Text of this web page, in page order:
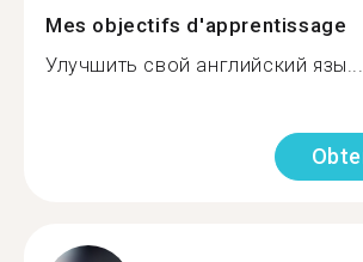
Mes objectifs d'apprentissage
Улучшить свой английский язы...